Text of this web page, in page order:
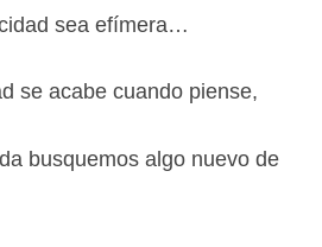
sea efímera…
se acabe cuando piense,
busquemos algo nuevo de